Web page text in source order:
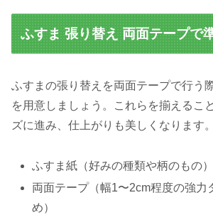
ふすま 張り替え 両面テープで
ふすまの張り替えを両面テープで行う
を用意しましょう。これらを揃えるこ
ズに進み、仕上がりも美しくなります。
ふすま紙（好みの種類や柄のもの）
両面テープ（幅1〜2cm程度の強力
め）